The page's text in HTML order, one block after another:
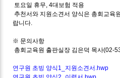
토요일 휴무, 4대보험 적용
추천서와 지원소견서 양식은 총회교육
랍니다.
※ 문의사항
총회교육원 출판실장 김은덕 목사(02-
연구원 초빙 양식1_지원소견서.hwp